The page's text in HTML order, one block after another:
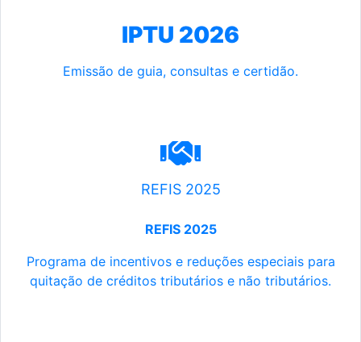
IPTU 2026
Emissão de guia, consultas e certidão.
REFIS 2025
REFIS 2025
Programa de incentivos e reduções especiais para
quitação de créditos tributários e não tributários.